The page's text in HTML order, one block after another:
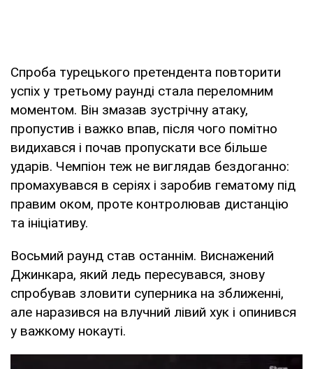
Спроба турецького претендента повторити
успіх у третьому раунді стала переломним
моментом. Він змазав зустрічну атаку,
пропустив і важко впав, після чого помітно
видихався і почав пропускати все більше
ударів. Чемпіон теж не виглядав бездоганно:
промахувався в серіях і заробив гематому під
правим оком, проте контролював дистанцію
та ініціативу.
Восьмий раунд став останнім. Виснажений
Джинкара, який ледь пересувався, знову
спробував зловити суперника на зближенні,
але наразився на влучний лівий хук і опинився
у важкому нокауті.